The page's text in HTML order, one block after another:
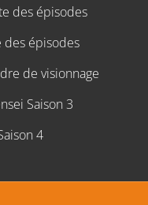
des épisodes
des épisodes
de visionnage
Saison 3
4